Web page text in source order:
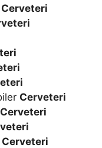
Cerveteri
Cerveteri
Cerveteri
Cerveteri